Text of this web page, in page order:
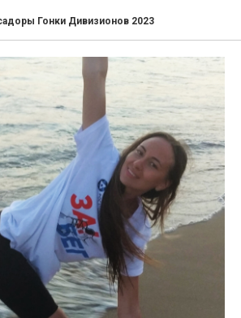
Гонки Дивизионов 2023